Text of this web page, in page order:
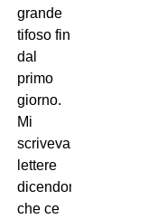
grande
tifoso fin
dal
primo
giorno.
Mi
scriveva
lettere
dicendomi
che ce